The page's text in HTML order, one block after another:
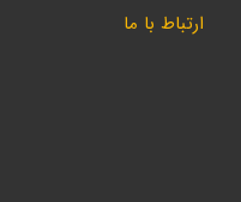
ارتباط با ما